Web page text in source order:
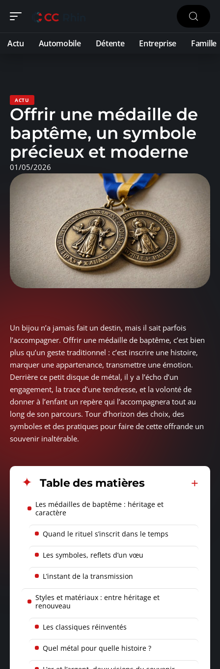
Actu Automobile Détente Entreprise Famille
ACTU
Offrir une médaille de
baptême, un symbole
précieux et moderne
01/05/2026
Un bijou n’a jamais fait un destin, mais il sait parfois
l’accompagner. Offrir une médaille de baptême, c’est bien
plus qu’un geste traditionnel : c’est inscrire une histoire,
marquer une appartenance, transmettre une émotion.
Derrière ce petit disque de métal, il y a l’écho d’un
engagement, la trace d’une tendresse, et la volonté de
donner à l’enfant un repère qui l’accompagnera tout au
long de son parcours. Tour d’horizon des choix, des
symboles et des pratiques pour faire de cette offrande un
souvenir inaltérable.
Table des matières
Les médailles de baptême : héritage et
caractère
Quand le rituel s’inscrit dans le temps
Les symboles, reflets d’un vœu
L’instant de la transmission
Styles et matériaux : entre héritage et
renouveau
Les classiques réinventés
Quel métal pour quelle histoire ?